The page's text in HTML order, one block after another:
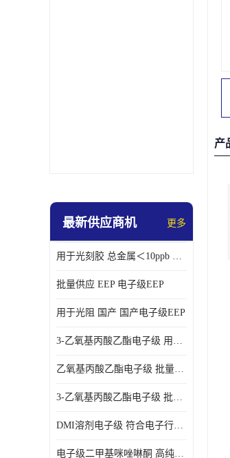
最新供应商机 更多
用于光刻胶 总金属＜10ppb 电子级EEP溶剂
批量供应 EEP 电子级EEP
用于光阻 国产 国产电子级EEP
3-乙氧基丙酸乙酯电子级 用于剥离液 国产
乙氧基丙酸乙酯电子级 批量供应 电子级
3-乙氧基丙酸乙酯电子级 批量供应
DMI溶剂电子级 符合电子行业要求
电子级二甲基咪唑啉酮 高纯度 用于光阻
产